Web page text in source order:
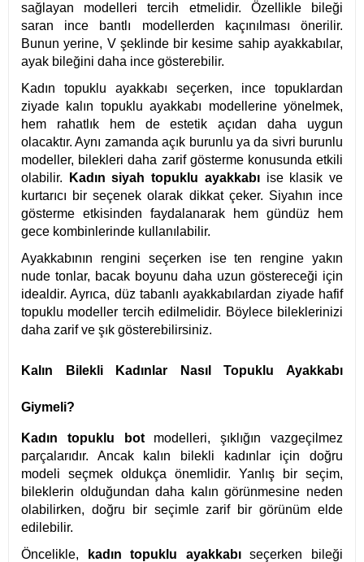
sağlayan modelleri tercih etmelidir. Özellikle bileği
saran ince bantlı modellerden kaçınılması önerilir.
Bunun yerine, V şeklinde bir kesime sahip ayakkabılar,
ayak bileğini daha ince gösterebilir.
Kadın topuklu ayakkabı seçerken, ince topuklardan
ziyade kalın topuklu ayakkabı modellerine yönelmek,
hem rahatlık hem de estetik açıdan daha uygun
olacaktır. Aynı zamanda açık burunlu ya da sivri burunlu
modeller, bilekleri daha zarif gösterme konusunda etkili
olabilir.
Kadın siyah topuklu ayakkabıise klasik ve
kurtarıcı bir seçenek olarak dikkat çeker. Siyahın ince
gösterme etkisinden faydalanarak hem gündüz hem
gece kombinlerinde kullanılabilir.
Ayakkabının rengini seçerken ise ten rengine yakın
nude tonlar, bacak boyunu daha uzun göstereceği için
idealdir. Ayrıca, düz tabanlı ayakkabılardan ziyade hafif
topuklu modeller tercih edilmelidir. Böylece bileklerinizi
daha zarif ve şık gösterebilirsiniz.
Kalın Bilekli Kadınlar Nasıl Topuklu Ayakkabı
Giymeli?
Kadın topuklu botmodelleri, şıklığın vazgeçilmez
parçalarıdır. Ancak kalın bilekli kadınlar için doğru
modeli seçmek oldukça önemlidir. Yanlış bir seçim,
bileklerin olduğundan daha kalın görünmesine neden
olabilirken, doğru bir seçimle zarif bir görünüm elde
edilebilir.
Öncelikle,
kadın topuklu ayakkabıseçerken bileği